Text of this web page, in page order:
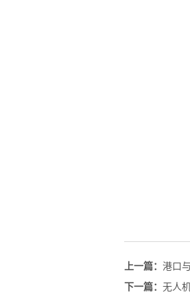
上一篇： 港口
下一篇： 无人